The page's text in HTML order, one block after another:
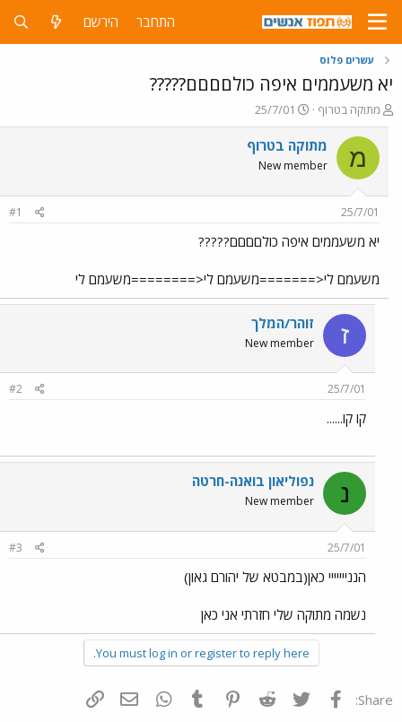
התחבר הירשם
עשרים פלוס
יא משעממים איפה כולםםםם?????
פ
ו
ת
ח
ה
ש
א
מתוקה בטרוף
פ
ו
ר
ם
ר
25/7/01
מ מתוקה בטרוף
New member
25/7/01
#1
יא משעממים איפה כולםםםם?????
משעמם לי<=======משעמם לי<========משעמם לי
ז זוהר/המלך
New member
25/7/01
#2
קו קו......
נ נפוליאון בואנה-חרטה
New member
25/7/01
#3
הננייייייי כאן(במבטא של יהורם גאון)
נשמה מתוקה שלי חזרתי אני כאן
You must log in or register to reply here.
Share: פייסבוק Twitter
Reddit
Pinterest
Tumblr
WhatsAppדואר אלקטרוני